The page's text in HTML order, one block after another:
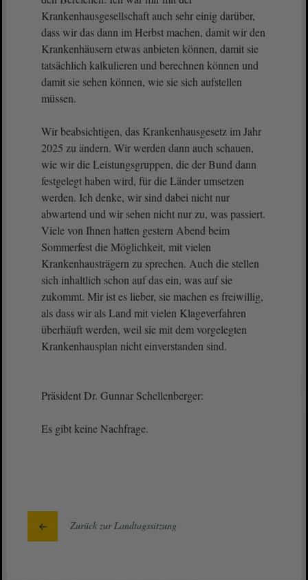
Krankenhausgesellschaft auch sehr einig darüber,
dass wir das dann im Herbst machen, damit wir den
Krankenhäusern etwas anbieten können, damit sie
tatsächlich kalkulieren und berechnen können und
damit sie sehen können, wie sie sich aufstellen
müssen.
Wir beabsichtigen, das Krankenhausgesetz im Jahr
2025 zu ändern. Wir werden dann auch schauen,
wie wir die Leistungsgruppen, die der Bund dann
festgelegt haben wird, für die Länder umsetzen
werden. Ich denke, wir sind dabei nicht nur
abwartend und wir sehen nicht nur zu, was passiert.
Viele von Ihnen hatten gestern Abend beim
Sommerfest die Möglichkeit, mit vielen
Krankenhausträgern zu sprechen. Auch die stellen
sich inhaltlich schon auf das ein, was auf sie
zukommt. Mir ist es lieber, sie machen es freiwillig,
als dass wir als Land mit vielen Klageverfahren
überhäuft werden, weil sie mit dem vorgelegten
Krankenhausplan nicht einverstanden sind.
Präsident Dr. Gunnar Schellenberger:
Es gibt keine Nachfrage.
Zurück zur Landtagssitzung